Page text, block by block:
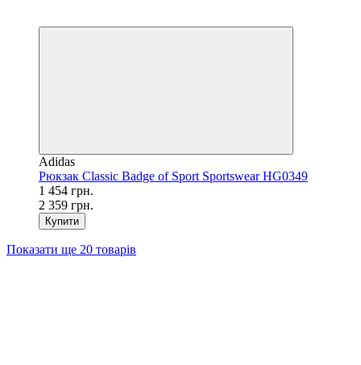
Adidas
Рюкзак Classic Badge of Sport Sportswear HG0349
1 454 грн.
2 359 грн.
Купити
Показати ще 20 товарів